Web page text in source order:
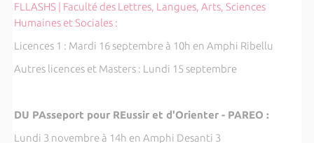
FLLASHS | Faculté des Lettres, Langues, Arts, Sciences
Humaines et Sociales :
Licences 1 : Mardi 16 septembre à 10h en Amphi Ribellu
Autres licences et Masters : Lundi 15 septembre
DU PAsseport pour REussir et d'Orienter - PAREO :
Lundi 3 novembre à 14h en Amphi Desanti 3